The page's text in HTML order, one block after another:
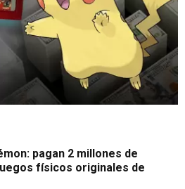
pagan 2 millones de
físicos originales de